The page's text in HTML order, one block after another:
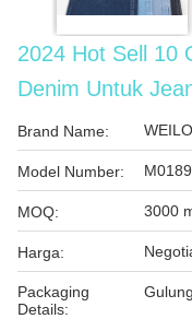
2024 Hot Sell 10
Denim Untuk
Brand Name:
Model Number:
MOQ: 3000
Harga:
Packaging
Details: